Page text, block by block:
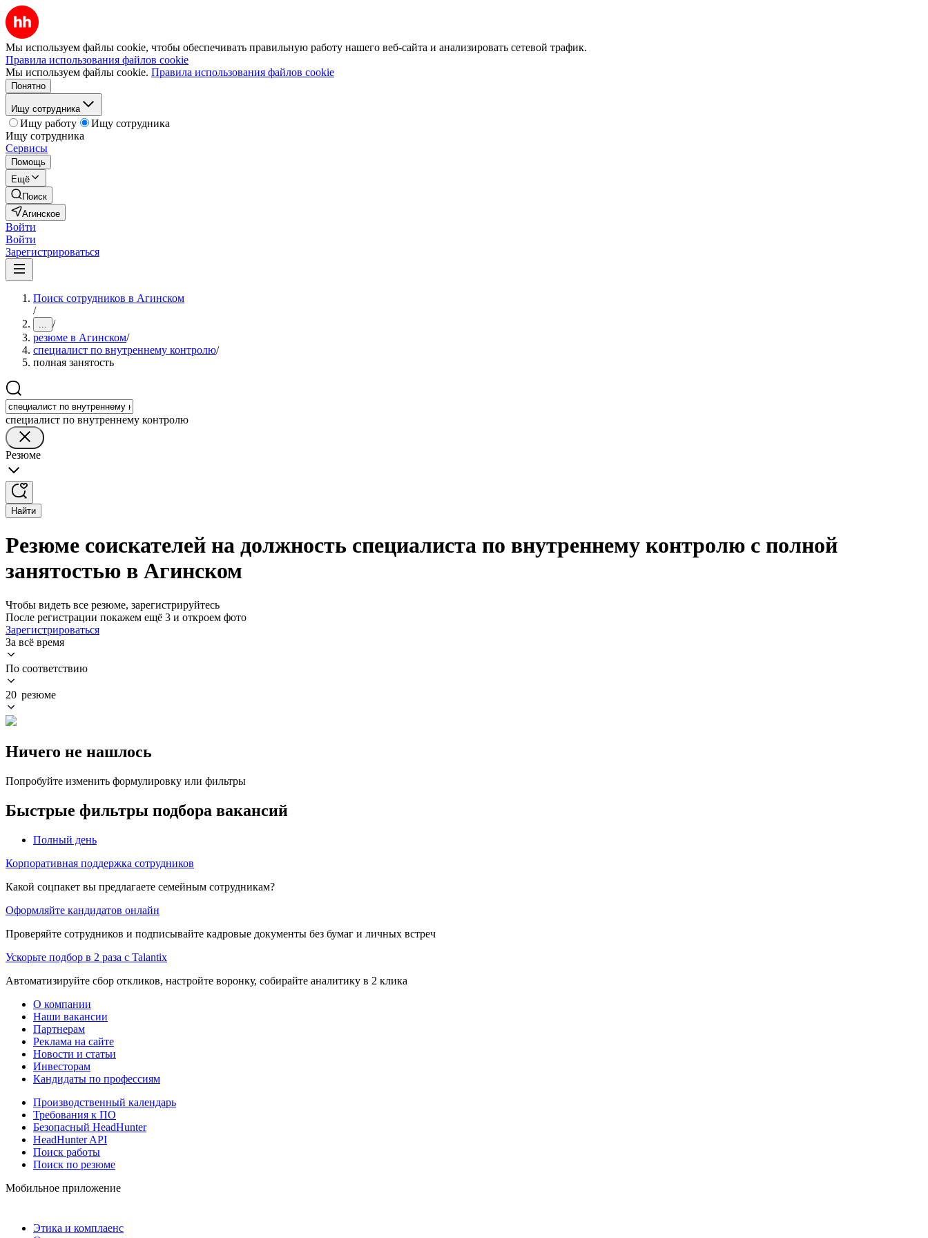
Мы используем файлы cookie, чтобы обеспечивать правильную работу нашего веб-сайта и анализировать сетевой трафик.
Правила использования файлов cookie
Мы используем файлы cookie. Правила использования файлов cookie
Понятно
Ищу сотрудника
Ищу работу
Ищу сотрудника
Ищу сотрудника
Сервисы
Помощь
Ещё
Поиск
Агинское
Войти
Войти
Зарегистрироваться
Поиск сотрудников в Агинском
/
... /
резюме в Агинском/
специалист по внутреннему контролю/
полная занятость
специалист по внутреннему контролю
Резюме
Найти
Резюме соискателей на должность специалиста по внутреннему контролю с полной
занятостью в Агинском
Чтобы видеть все резюме, зарегистрируйтесь
После регистрации покажем ещё 3 и откроем фото
Зарегистрироваться
За всё время
По соответствию
20 резюме
Ничего не нашлось
Попробуйте изменить формулировку или фильтры
Быстрые фильтры подбора вакансий
Полный день
Корпоративная поддержка сотрудников
Какой соцпакет вы предлагаете семейным сотрудникам?
Оформляйте кандидатов онлайн
Проверяйте сотрудников и подписывайте кадровые документы без бумаг и личных встреч
Ускорьте подбор в 2 раза с Talantix
Автоматизируйте сбор откликов, настройте воронку, собирайте аналитику в 2 клика
О компании
Наши вакансии
Партнерам
Реклама на сайте
Новости и статьи
Инвесторам
Кандидаты по профессиям
Производственный календарь
Требования к ПО
Безопасный HeadHunter
HeadHunter API
Поиск работы
Поиск по резюме
Мобильное приложение
Этика и комплаенс